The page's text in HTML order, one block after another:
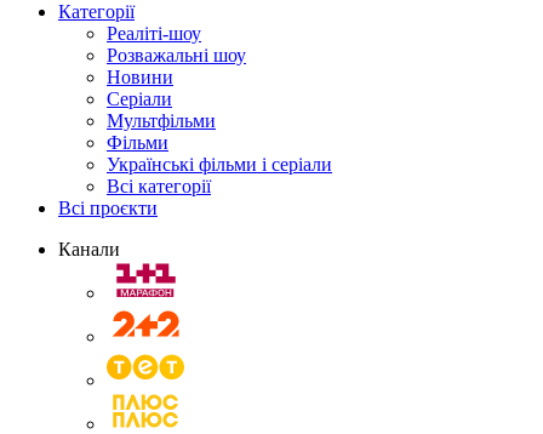
Категорії
Реаліті-шоу
Розважальні шоу
Новини
Серіали
Мультфільми
Фільми
Українські фільми і серіали
Всі категорії
Всі проєкти
Канали